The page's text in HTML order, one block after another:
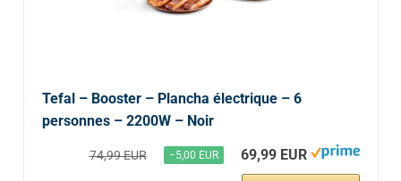
Tefal – Booster – Plancha électrique – 6
personnes – 2200W – Noir
74,99 EUR −5,00 EUR 69,99 EUR